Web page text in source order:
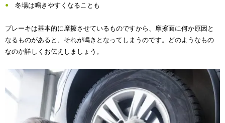
冬場は鳴きやすくなることも
ブレーキは基本的に摩擦させているものですから、摩擦面に何か原因と
なるものがあると、それが鳴きとなってしまうのです。どのようなもの
なのか詳しくお伝えしましょう。